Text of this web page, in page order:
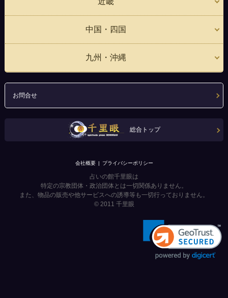
中国・四国
九州・沖縄
お問合せ
総合トップ
会社概要 プライバシーポリシー
占いの館千里眼は
特定の宗教団体・政治団体とは一切関係ありません。
また、物品の販売や他サービスへの誘導等も一切行っておりません。
© 2011 千里眼